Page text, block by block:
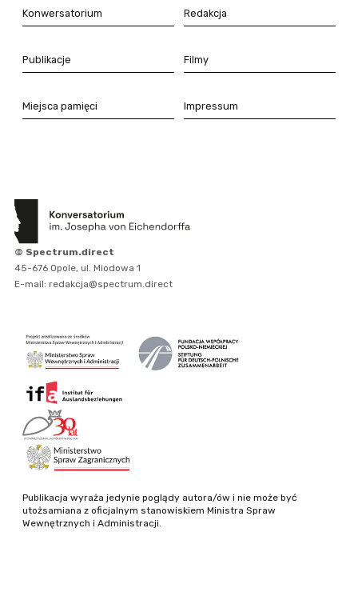
Konwersatorium Redakcja
Publikacje Filmy
Miejsca pamięci Impressum
© Spectrum.direct
45-676 Opole, ul. Miodowa 1
E-mail: redakcja@spectrum.direct
Publikacja wyraża jedynie poglądy autora/ów i nie może być
utożsamiana z oficjalnym stanowiskiem Ministra Spraw
Wewnętrznych i Administracji.